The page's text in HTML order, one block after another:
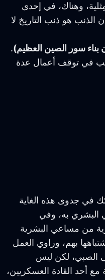
وهناك، في إحدى
الذنب هو ذنب التاريخ لا
بناء سور الصين العظيم).
في توقف أعمال عدة
في جدوى هذه الغاية
البشري به، وفي
من مساعي البشرية
بهم، وراوي العمل
الصبي، لكن ليس
أحد القادة العسكريين،